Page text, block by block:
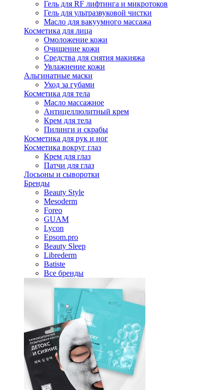
Гель для RF лифтинга и микротоков
Гель для ультразвуковой чистки
Масло для вакуумного массажа
Косметика для лица
Омоложение кожи
Очищение кожи
Средства для снятия макияжа
Увлажнение кожи
Альгинатные маски
Уход за губами
Косметика для тела
Масло массажное
Антицеллюлитный крем
Крем для тела
Пилинги и скрабы
Косметика для рук и ног
Косметика вокруг глаз
Крем для глаз
Патчи для глаз
Лосьоны и сыворотки
Бренды
Beauty Style
Mesoderm
Foreo
GUAM
Lycon
Epsom.pro
Beauty Sleep
Librederm
Batiste
Все бренды